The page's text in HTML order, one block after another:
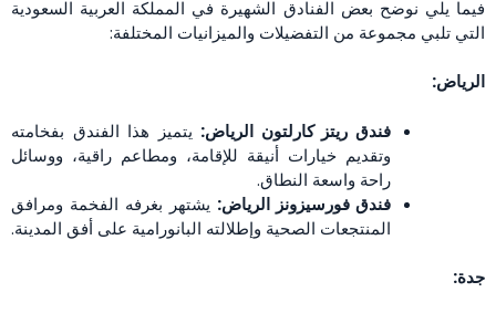
فيما يلي نوضح بعض الفنادق الشهيرة في المملكة العربية السعودية
التي تلبي مجموعة من التفضيلات والميزانيات المختلفة:
الرياض:
فندق ريتز كارلتون الرياض: يتميز هذا الفندق بفخامته
وتقديم خيارات أنيقة للإقامة، ومطاعم راقية، ووسائل
راحة واسعة النطاق.
فندق فورسيزونز الرياض: يشتهر بغرفه الفخمة ومرافق
المنتجعات الصحية وإطلالته البانورامية على أفق المدينة.
جدة: